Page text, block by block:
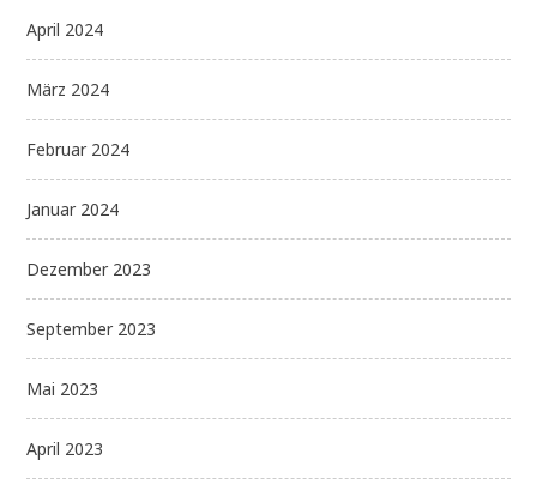
April 2024
März 2024
Februar 2024
Januar 2024
Dezember 2023
September 2023
Mai 2023
April 2023